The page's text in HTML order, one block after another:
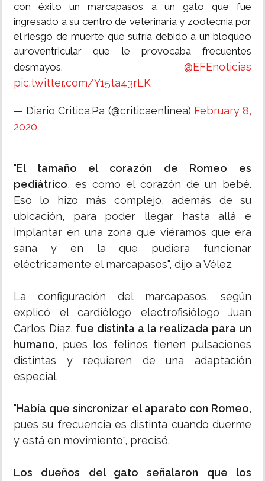
con éxito un marcapasos a un gato que fue
ingresado a su centro de veterinaria y zootecnia por
el riesgo de muerte que sufría debido a un bloqueo
auroventricular que le provocaba frecuentes
desmayos. @EFEnoticias
pic.twitter.com/Y15ta43rLK
— Diario Critica.Pa (@criticaenlinea) February 8,
2020
"El tamaño el corazón de Romeo es
pediátrico, es como el corazón de un bebé.
Eso lo hizo más complejo, además de su
ubicación, para poder llegar hasta allá e
implantar en una zona que viéramos que era
sana y en la que pudiera funcionar
eléctricamente el marcapasos", dijo a Vélez.
La configuración del marcapasos, según
explicó el cardiólogo electrofisiólogo Juan
Carlos Díaz, fue distinta a la realizada para un
humano, pues los felinos tienen pulsaciones
distintas y requieren de una adaptación
especial.
"Había que sincronizar el aparato con Romeo,
pues su frecuencia es distinta cuando duerme
y está en movimiento", precisó.
Los dueños del gato señalaron que los